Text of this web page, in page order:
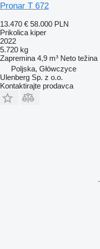
Pronar T 672
13.470 € 58.000 PLN
Prikolica kiper
2022
5.720 kg
Zapremina 4,9 m³ Neto težina
Poljska, Główczyce
Ulenberg Sp. z o.o.
Kontaktirajte prodavca